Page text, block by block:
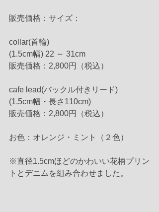
販売価格：サイズ：
collar(首輪)
(1.5cm幅) 22 ～ 31cm
販売価格：2,800円（税込）
cafe lead(バックル付きリード)
(1.5cm幅・長さ110cm)
販売価格：2,800円（税込）
お色：オレンジ・ミント（２色）
※直径1.5cmほどのかわいい花柄プリン
トとデニムを組み合わせました。